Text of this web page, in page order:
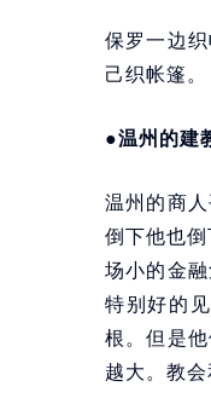
保罗一边
己织帐篷。
●温州的建
温州的商
倒下他也
场小的金
特别好的
根。但是
越大。教